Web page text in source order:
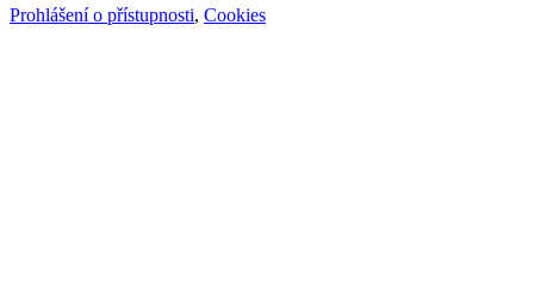
Prohlášení o přístupnosti, Cookies